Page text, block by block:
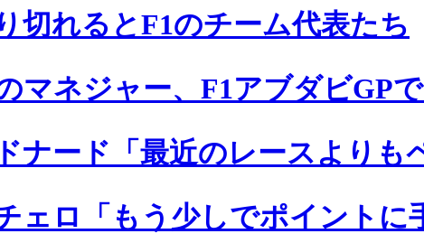
切れるとF1のチーム代表たち
マネジャー、F1アブダビGP
ナード「最近のレースよりも
ェロ「もう少しでポイントに